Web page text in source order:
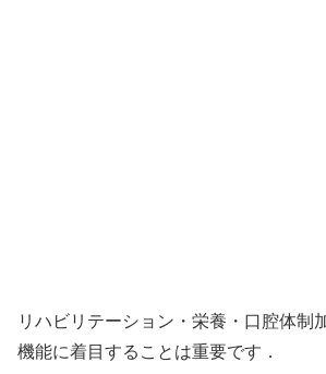
リハビリテーション・栄養・口腔体制
機能に着目することは重要です．